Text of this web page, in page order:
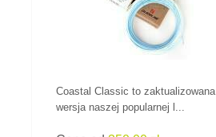
Coastal Classic to zaktualizowana
wersja naszej popularnej l...